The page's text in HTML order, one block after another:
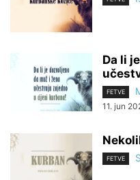
Da li
FETVE
11. jun
FETVE